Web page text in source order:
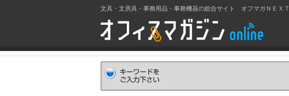
文具・文房具・事務用品・事務機器の総合サイト オフマガＮＥＸＴ